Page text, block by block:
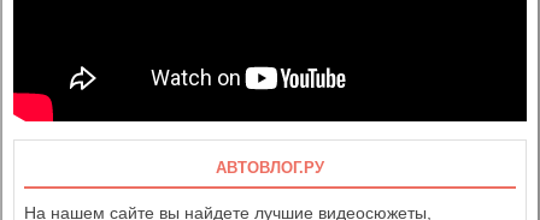
АВТОВЛОГ.РУ
На нашем сайте вы найдете лучшие видеосюжеты,